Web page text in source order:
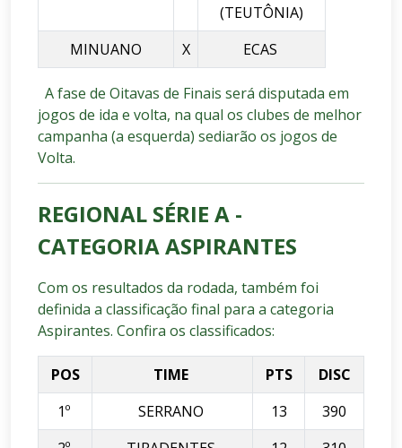
(TEUTÔNIA)
MINUANO
X ECAS
Afase de Oitavas de Finais será disputada em
jogos de ida e volta, na qual os clubes de melhor
campanha (a esquerda) sediarão os jogos de
Volta.
REGIONAL SÉRIE A -
CATEGORIA ASPIRANTES
Com os resultados da rodada, também foi
definida a classificação final para a categoria
Aspirantes. Confira os classificados:
POS TIME PTS
DISC
1º
SERRANO 13
390